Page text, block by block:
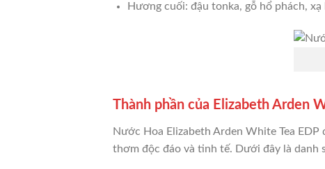
Hương cuối: đậu tonka, gỗ hổ phách, xạ
Thành phần của Elizabeth Arden
Nước Hoa Elizabeth Arden White Tea
thơm độc đáo và tinh tế. Dưới đây là danh